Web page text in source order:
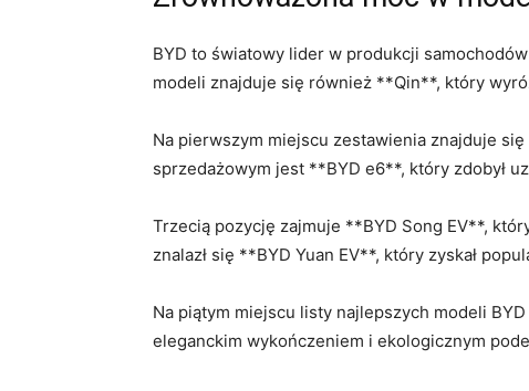
BYD to światowy​ lider w produkcji
modeli znajduje się również **Qin**, który
Na pierwszym ‍miejscu zestawienia znajduje
sprzedażowym jest **BYD e6**,‌ który zdobył
Trzecią pozycję zajmuje **BYD Song EV**,
znalazł się **BYD Yuan EV**, który zyskał
Na piątym miejscu listy najlepszych modeli
eleganckim wykończeniem i ekologicznym